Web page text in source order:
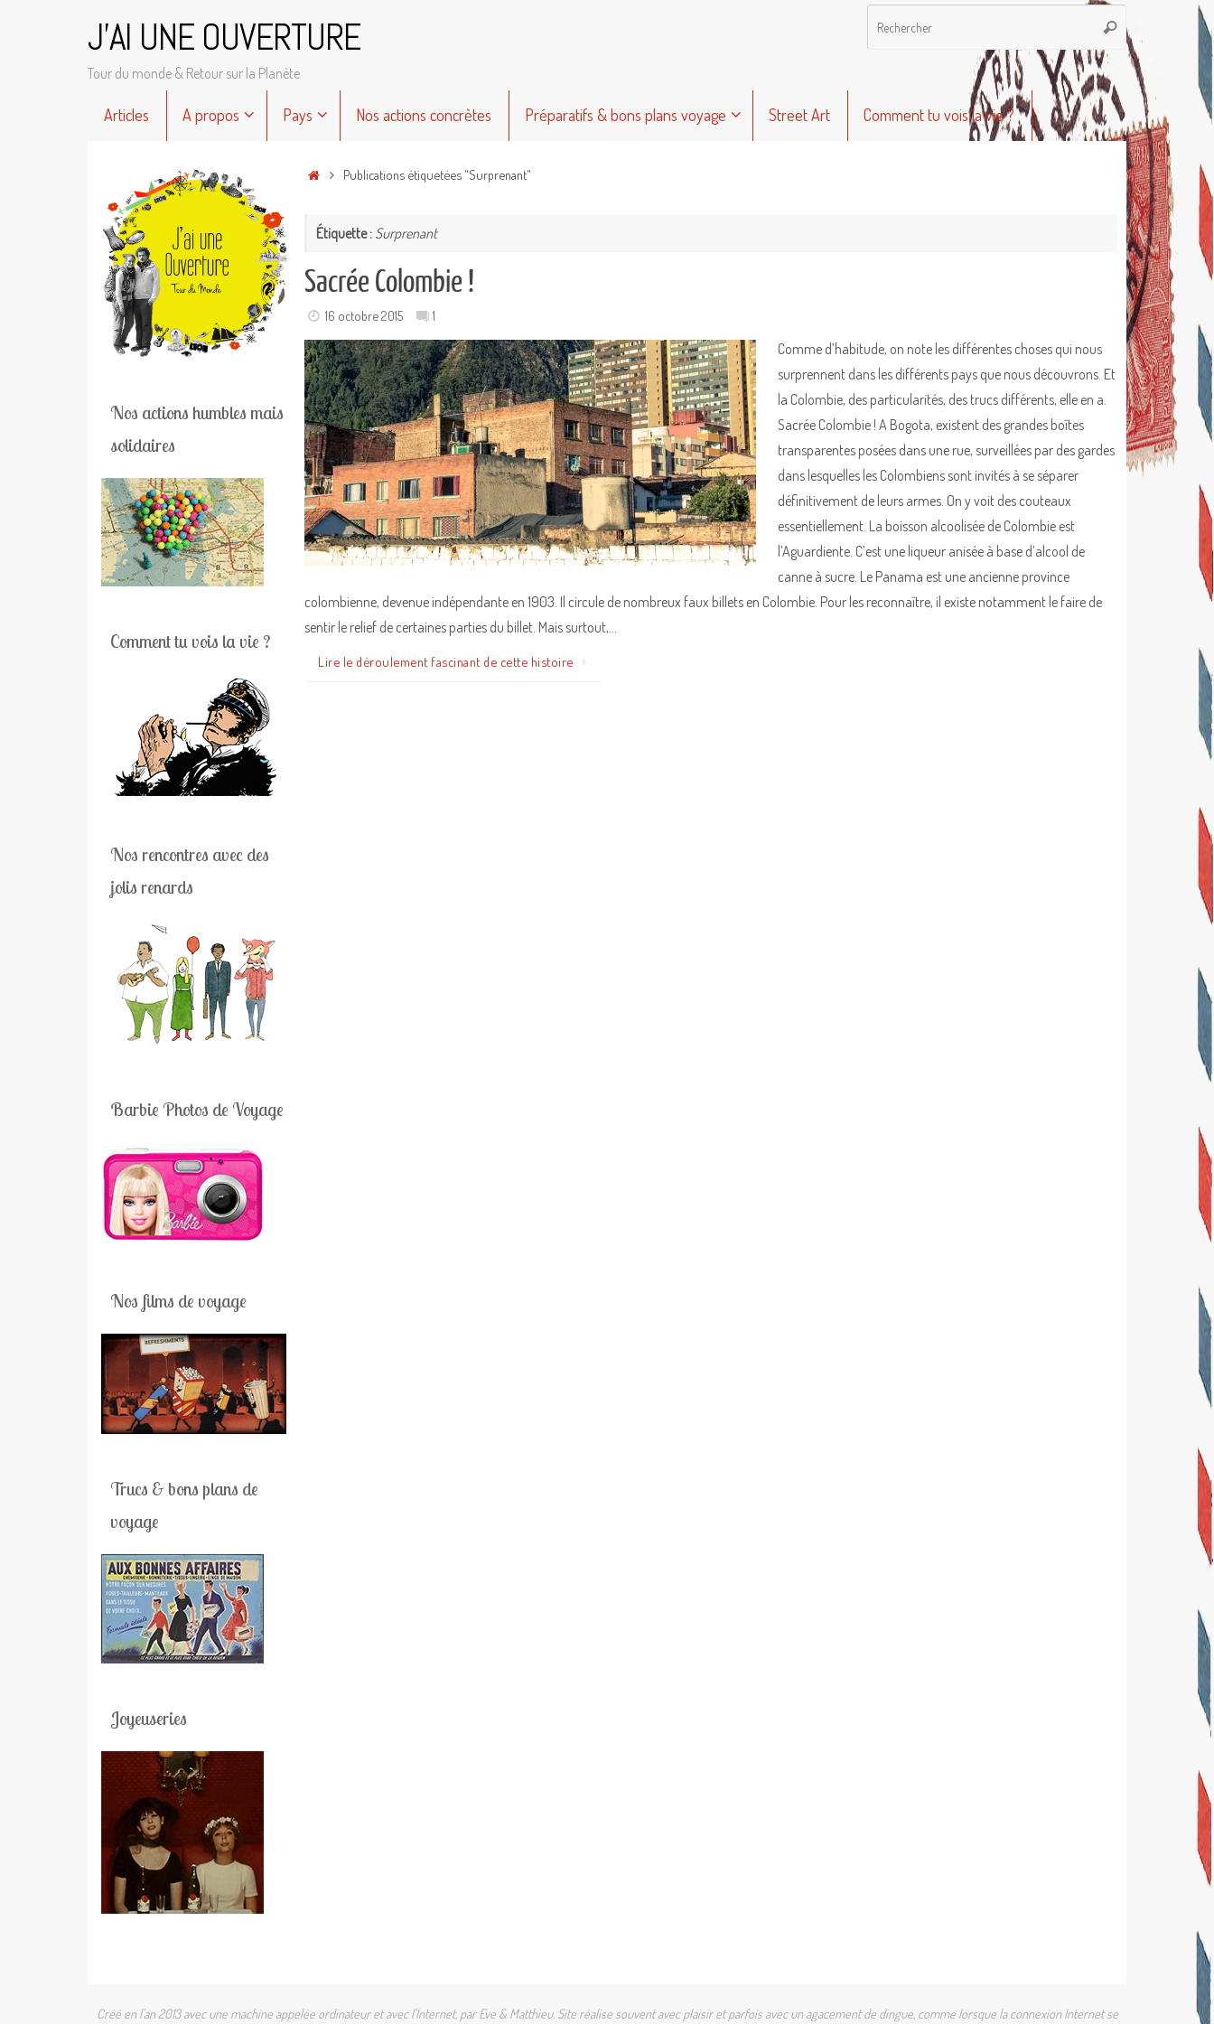
J'AI UNE OUVERTURE
Tour du monde & Retour sur la Planète
pour
Rechercher
Articles A propos Pays Nos actions concrètes Préparatifs & bons plans voyage Street Art Comment tu vois la vie ?
AccueilPublications étiquetées "Surprenant"
Étiquette : Surprenant
Sacrée Colombie !
16 octobre 2015 1
Comme d’habitude, on note les différentes choses qui nous
surprennent dans les différents pays que nous découvrons. Et
la Colombie, des particularités, des trucs différents, elle en a.
Sacrée Colombie ! A Bogota, existent des grandes boîtes
transparentes posées dans une rue, surveillées par des gardes
dans lesquelles les Colombiens sont invités à se séparer
définitivement de leurs armes. On y voit des couteaux
essentiellement. La boisson alcoolisée de Colombie est
l’Aguardiente. C’est une liqueur anisée à base d’alcool de
canne à sucre. Le Panama est une ancienne province
colombienne, devenue indépendante en 1903. Il circule de nombreux faux billets en Colombie. Pour les reconnaître, il existe notamment le faire de
sentir le relief de certaines parties du billet. Mais surtout,…
Lire le déroulement fascinant de cette histoire
Nos actions humbles mais
solidaires
Comment tu vois la vie ?
Nos rencontres avec des
jolis renards
Barbie Photos de Voyage
Nos films de voyage
Trucs & bons plans de
voyage
Joyeuseries
Créé en l'an 2013 avec une machine appelée ordinateur et avec l'Internet, par Eve & Matthieu. Site réalise souvent avec plaisir et parfois avec un agacement de dingue, comme lorsque la connexion Internet se